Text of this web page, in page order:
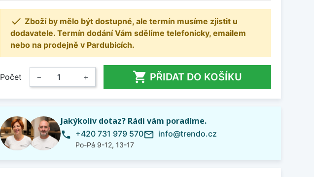
 Zboží by mělo být dostupné, ale termín musíme zjistit u
dodavatele. Termín dodání Vám sdělíme telefonicky, emailem
nebo na prodejně v Pardubicích.
Počet − +  PŘIDAT DO KOŠÍKU
Jakýkoliv dotaz? Rádi vám poradíme.
phone +420 731 979 570
Po-Pá 9-12, 13-17
mail_outline info@trendo.cz